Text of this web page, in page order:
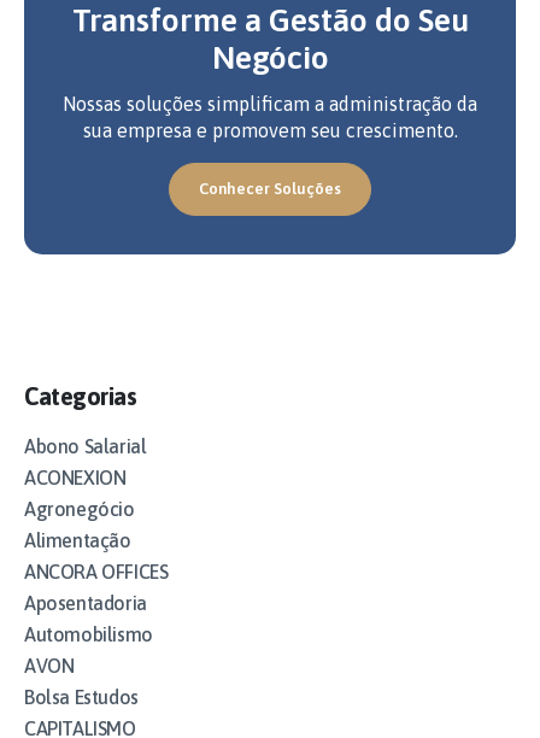
Transforme a Gestão do Seu
Negócio
Nossas soluções simplificam a administração da
sua empresa e promovem seu crescimento.
Conhecer Soluções
Categorias
Abono Salarial
ACONEXION
Agronegócio
Alimentação
ANCORA OFFICES
Aposentadoria
Automobilismo
AVON
Bolsa Estudos
CAPITALISMO